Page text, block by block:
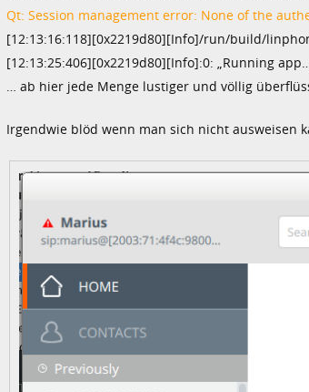
Qt: Session management error: None of the
[12:13:16:118][0x2219d80][Info]/run/build/
[12:13:25:406][0x2219d80][Info]:0: „Running
… ab hier jede Menge lustiger und völlig
Irgendwie blöd wenn man sich nicht ausweisen